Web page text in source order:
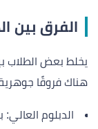
الفرق بين
يخلط بعض الطلاب
هناك فروقًا
الدبلوم